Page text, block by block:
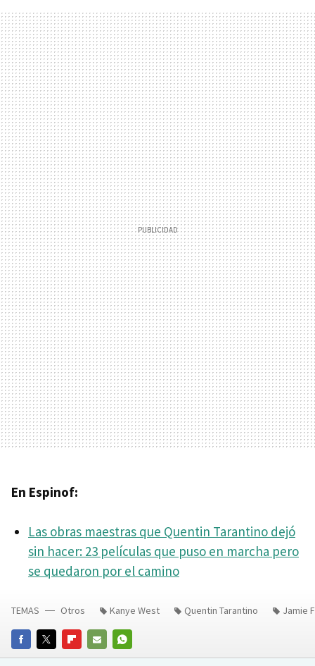
En Espinof:
Las obras maestras que Quentin Tarantino dejó
sin hacer: 23 películas que puso en marcha pero
se quedaron por el camino
FACEBOOKTWITTERFLIPBOARD
E-
WHATSAPP
TEMAS Otros Kanye West Quentin Tarantino Jamie